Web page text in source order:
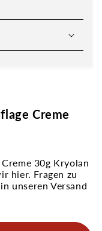
Creme
30g Kryolan
hier. Fragen zu
unseren Versand